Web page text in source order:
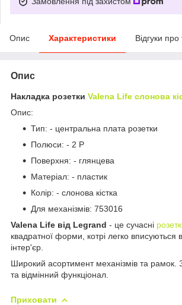
Опис Характеристики Відгуки про
Опис
Накладка розетки Valena Life слонова
Опис:
Тип: - центральна плата розетки
Полюси: - 2 P
Поверхня: - глянцева
Матеріал: - пластик
Колір: - слонова кістка
Для механізмів: 753016
Valena Life від Legrand - це сучасні
квадратної форми, котрі легко вписуються
інтер'єр.
Широкий асортимент механізмів та рамок.
та відмінний функціонал.
Приховати